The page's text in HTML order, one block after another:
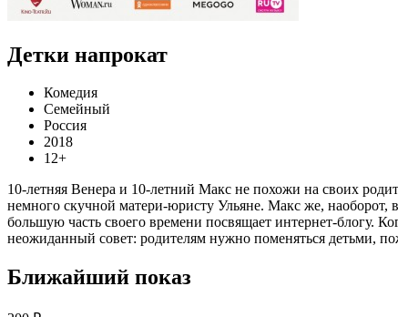
Детки напрокат
Комедия
Семейный
Россия
2018
12+
10-летняя Венера и 10-летний Макс не похожи на своих
немного скучной матери-юристу Ульяне. Макс же, наоборот,
большую часть своего времени посвящает интернет-блогу.
неожиданный совет: родителям нужно поменяться детьми,
Ближайший показ